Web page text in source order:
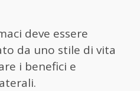
deve essere
da uno stile di vita
i benefici e